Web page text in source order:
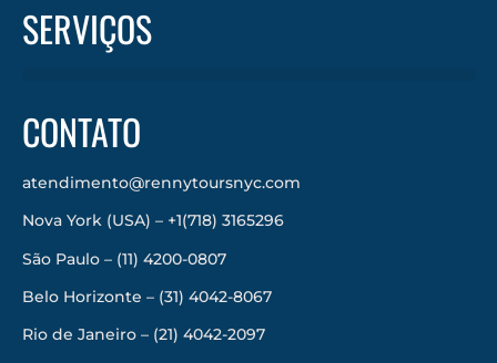
SERVIÇOS
CONTATO
atendimento@rennytoursnyc.com
Nova York (USA) – +1(718) 3165296
São Paulo – (11) 4200-0807
Belo Horizonte – (31) 4042-8067
Rio de Janeiro – (21) 4042-2097